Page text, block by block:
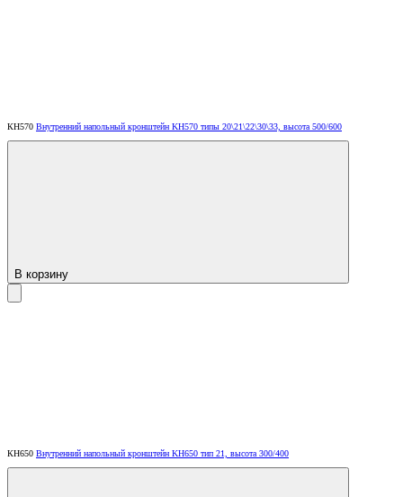
КН570 Внутренний напольный кронштейн KH570 типы 20\21\22\30\33, высота 500/600
В корзину
КН650 Внутренний напольный кронштейн KH650 тип 21, высота 300/400